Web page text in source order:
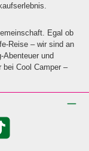
Egal ob
Reise – wir sind an
und
bei Cool Camper –